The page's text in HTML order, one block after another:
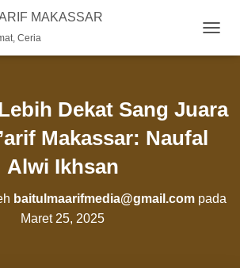
MAKASSAR
Ceria
O
E
A
Dekat Sang Juara
Makassar: Naufal
Alwi Ikhsan
baitulmaarifmedia@gmail.com pada
Maret 25, 2025